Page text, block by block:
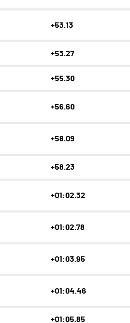
+53.13
+53.27
+55.30
+56.60
+58.09
+58.23
+01:02.32
+01:02.78
+01:03.95
+01:04.46
+01:05.85